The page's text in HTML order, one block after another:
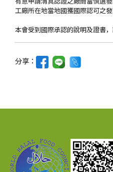
工廠所在地當地國獲國際認可之發
本會受到國際承認的說明及證書
分享：